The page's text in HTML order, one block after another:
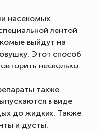
насекомых.
лентой
выйдут на
Этот способ
несколько
также
в виде
до жидких. Также
и дусты.